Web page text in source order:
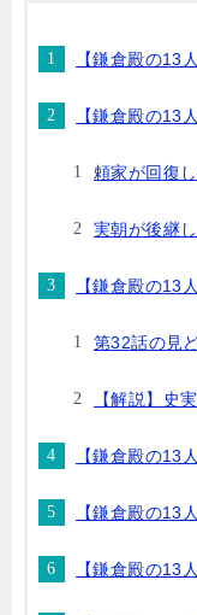
【鎌倉殿の13
【鎌倉殿の13
頼家が回復
実朝が後継
【鎌倉殿の13
第32話の見
【解説】史
【鎌倉殿の13
【鎌倉殿の13
【鎌倉殿の13